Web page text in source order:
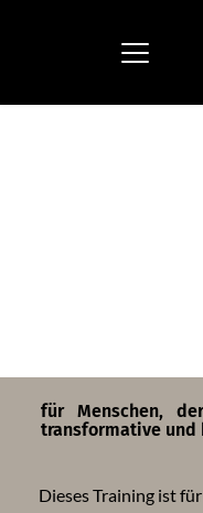
für Menschen,
transformative und
Dieses Training ist